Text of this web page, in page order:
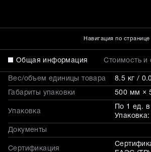
Навигация по странице
Общая информация Стоимость и
Вес/объем единицы товара 8.5 кг /
Габариты упаковки 500 мм ×
Упаковка
По 1 ед. в
Документы
Сертификация